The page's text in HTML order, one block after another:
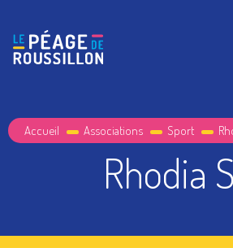
Accueil Associations Sport
Rhodia